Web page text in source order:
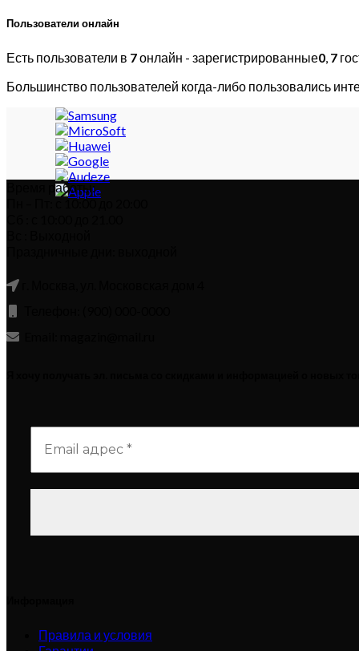
Пользователи онлайн
Есть пользователи в 7онлайн - зарегистрированные0, 7
Большинство пользователей когда-либо пользовались
Время работы:
Пн – Пт: с 10:00 до 20:00
Правила и условия